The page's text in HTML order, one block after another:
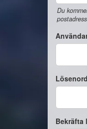
Du
Lösenord
Bekräfta